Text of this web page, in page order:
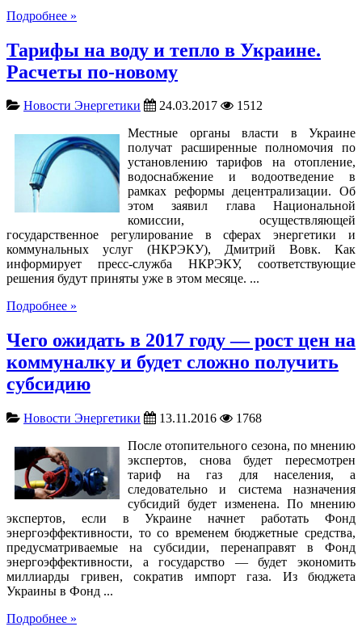
Подробнее »
Тарифы на воду и тепло в Украине.
Расчеты по-новому
Новости Энергетики 24.03.2017
1512
Местные органы власти в Украине
получат расширенные полномочия по
установлению тарифов на отопление,
водоснабжение и водоотведение в
рамках реформы децентрализации. Об
этом заявил глава Национальной
комиссии, осуществляющей
государственное регулирование в сферах энергетики и
коммунальных услуг (НКРЭКУ), Дмитрий Вовк. Как
информирует пресс-служба НКРЭКУ, соответствующие
решения будут приняты уже в этом месяце. ...
Подробнее »
Чего ожидать в 2017 году — рост цен на
коммуналку и будет сложно получить
субсидию
Новости Энергетики 13.11.2016
1768
После отопительного сезона, по мнению
экспертов, снова будет пересмотрен
тариф на газ для населения, а
следовательно и система назначения
субсидий будет изменена. По мнению
экспертов, если в Украине начнет работать Фонд
энергоэффективности, то со временем бюджетные средства,
предусматриваемые на субсидии, перенаправят в Фонд
энергоэффективности, а государство — будет экономить
миллиарды гривен, сократив импорт газа. Из бюджета
Украины в Фонд ...
Подробнее »